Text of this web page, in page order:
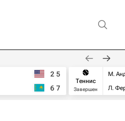
2 5
6 7
Теннис
Завершен
М.
Л.